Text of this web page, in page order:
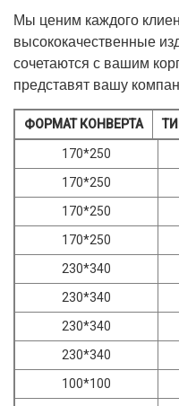
Мы ценим каждого
высококачественные
сочетаются с вашим
представят вашу
ФОРМАТ КОНВЕРТА
170*250
170*250
170*250
170*250
230*340
230*340
230*340
230*340
100*100